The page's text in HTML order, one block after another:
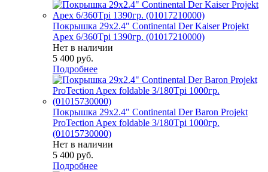
Покрышка 29x2.4" Continental Der Kaiser Projekt
Apex 6/360Tpi 1390гр. (01017210000)
Нет в наличии
5 400 руб.
Подробнее
Покрышка 29x2.4" Continental Der Baron Projekt
ProTection Apex foldable 3/180Tpi 1000гр.
(01015730000)
Нет в наличии
5 400 руб.
Подробнее